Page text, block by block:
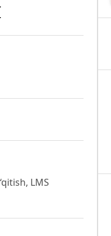
LMS